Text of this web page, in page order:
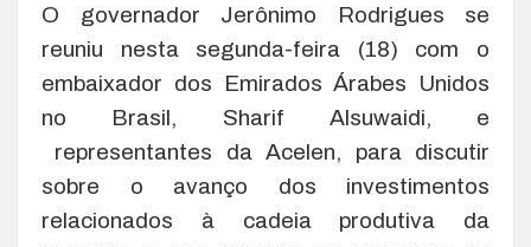
O governador Jerônimo Rodrigues se
reuniu nesta segunda-feira (18) com o
embaixador dos Emirados Árabes Unidos
no Brasil, Sharif Alsuwaidi, e
representantes da Acelen, para discutir
sobre o avanço dos investimentos
relacionados à cadeia produtiva da